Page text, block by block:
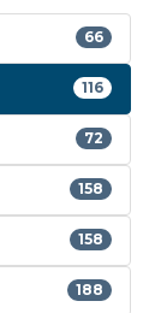
66
116
72
158
158
188